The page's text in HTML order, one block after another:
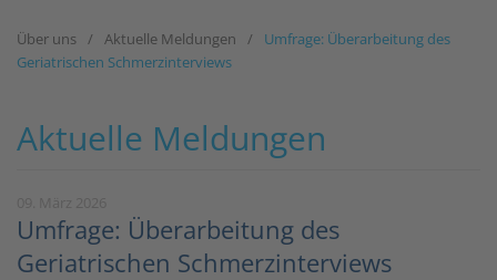
Über uns Aktuelle Meldungen
Umfrage: Überarbeitung des
Geriatrischen Schmerzinterviews
Aktuelle Meldungen
Umfrage: Überarbeitung des
Geriatrischen Schmerzinterviews